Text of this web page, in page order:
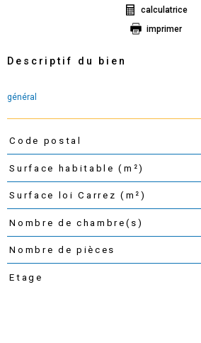
calculatrice
imprimer
Descriptif du bien
général
TRAD_PAMPERO_Caracteristique
Code postal
Surface habitable (m²)
Surface loi Carrez (m²)
Nombre de chambre(s)
Nombre de pièces
Etage